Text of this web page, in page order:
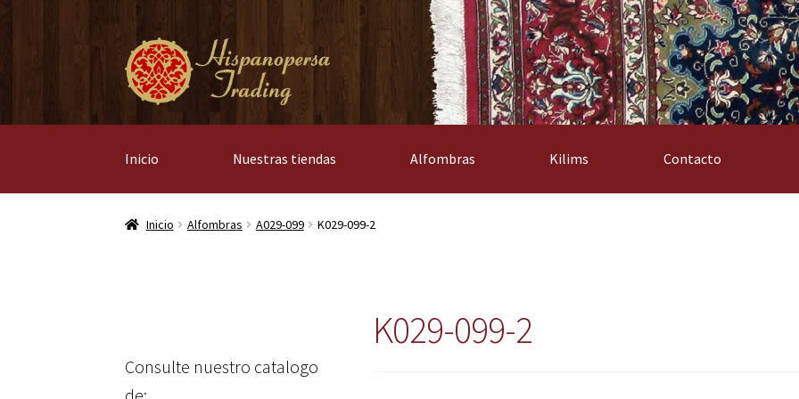
Ir
a
la
Ir
al
contenido
Inicio Nuestras tiendas Alfombras Kilims Contacto
Inicio Alfombras A029-099 K029-099-2
K029-099-2
Consulte nuestro catalogo